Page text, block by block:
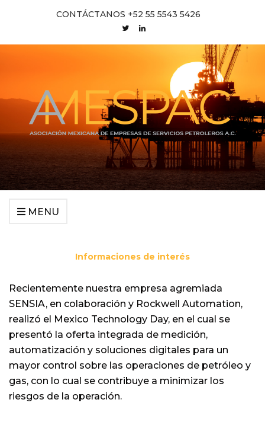
CONTÁCTANOS +52 55 5543 5426
MENU
Informaciones de interés
Recientemente nuestra empresa agremiada
SENSIA, en colaboración y Rockwell Automation,
realizó el Mexico Technology Day, en el cual se
presentó la oferta integrada de medición,
automatización y soluciones digitales para un
mayor control sobre las operaciones de petróleo y
gas, con lo cual se contribuye a minimizar los
riesgos de la operación.